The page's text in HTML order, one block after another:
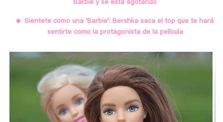
Barbie y se está agotando
Sientete como una ‘Barbie’: Bershka saca el top que te hará
sentirte como la protagonista de la película